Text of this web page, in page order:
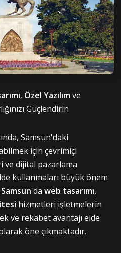
, Özel Yazılımve
Güçlendirin
Samsun'daki
için çevrimiçi
ve dijital pazarlama
kullanmaları büyük önem
Samsun'da web tasarımı,
hizmetleri işletmelerin
ve rekabet avantajı elde
öne çıkmaktadır.